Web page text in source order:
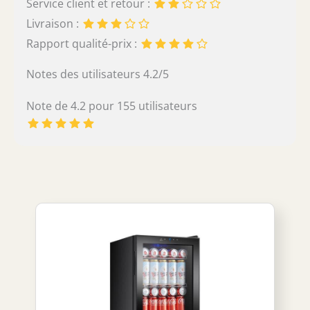
Service client et retour :
Livraison :
Rapport qualité-prix :
Notes des utilisateurs 4.2/5
Note de 4.2 pour 155 utilisateurs